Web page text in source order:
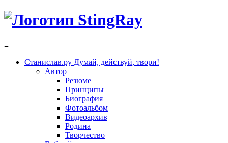
≡
Станислав.ру Думай, действуй, твори!
Автор
Резюме
Принципы
Биография
Фотоальбом
Видеоархив
Родина
Творчество